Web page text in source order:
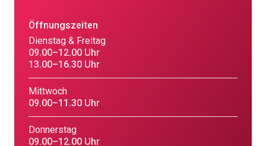
Öffnungszeiten
Dienstag & Freitag
09.00–12.00 Uhr
13.00–16.30 Uhr
Mittwoch
09.00–11.30 Uhr
Donnerstag
09.00–12.00 Uhr